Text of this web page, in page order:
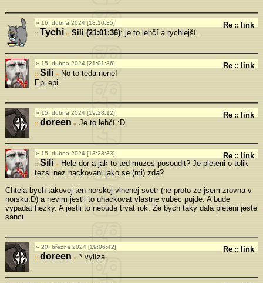
16. dubna 2024 [18:10:35] Re :: link
Tychi » Sili (21:01:36): je to lehčí a rychlejší.
15. dubna 2024 [21:01:36] Re :: link
Sili »
No to teda nene!
Epi epi
15. dubna 2024 [19:28:12] Re :: link
doreen » Je to lehčí :D
15. dubna 2024 [13:23:33] Re :: link
Sili »
Hele dor a jak to ted muzes posoudit? Je pleteni o tolik
tezsi nez hackovani jako se (mi) zda?
Chtela bych takovej ten norskej vlnenej svetr (ne proto ze jsem zrovna v
norsku:D) a nevim jestli to uhackovat vlastne vubec pujde. A bude
vypadat hezky. A jestli to nebude trvat rok. Ze bych taky dala pleteni jeste
sanci
20. března 2024 [19:06:42] Re :: link
doreen » * vylízá